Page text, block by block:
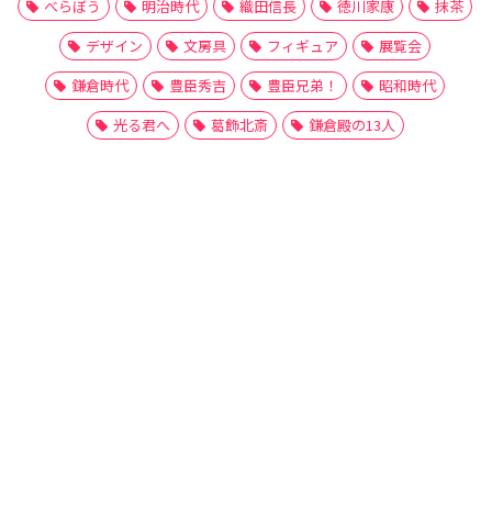
べらぼう
明治時代 織田信長 徳川家康
抹茶
デザイン
文房具 フィギュア
展覧会
鎌倉時代
豊臣秀吉 豊臣兄弟！
昭和時代
光る君へ
葛飾北斎 鎌倉殿の13人